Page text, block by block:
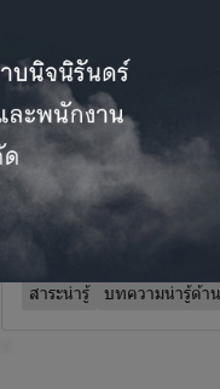
โดยทั่วไปแล้วเสียงที่เร
จะมีความถี่อยู่ในช่วงระ
เสียงที่มีความถี่ต่ำกว่า
20,000 เฮิรตซ์ มนุษย์เ
ชนิดจะได้ยิน เช่น สุนัข
15-50,000 เฮิรตซ์ แม
สาระน่ารู้ บทความน่ารู้ด้า